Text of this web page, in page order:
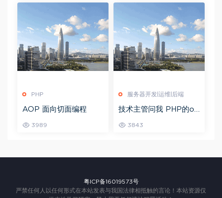
PHP
AOP 面向切面编程
3989
服务器开发|运维|后端
技术主管问我 PHP的op
3843
粤ICP备16019573号
严禁任何人以任何形式在本站发表与我国法律相抵触的言论！本站资源仅